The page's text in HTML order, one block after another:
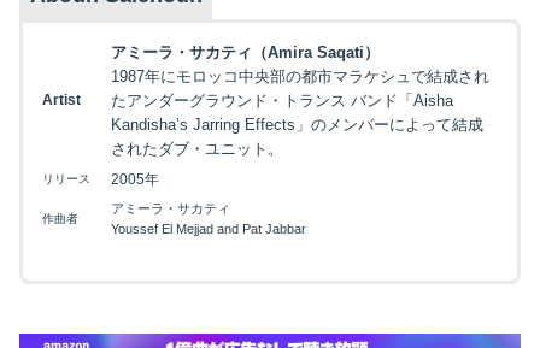
Artist
アミーラ・サカティ（Amira Saqati）
1987年にモロッコ中央部の都市マラケシュで結成され
たアンダーグラウンド・トランス バンド「Aisha
Kandisha’s Jarring Effects」のメンバーによって結成
されたダブ・ユニット。
リリース 2005年
作曲者
アミーラ・サカティ
Youssef El Mejjad and Pat Jabbar